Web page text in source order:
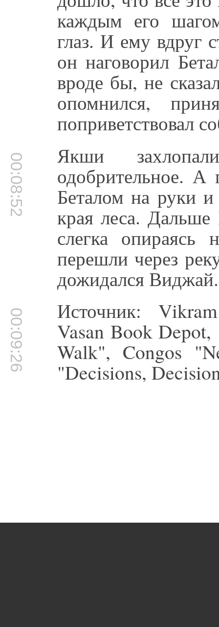
каждым его
глаз. И ему вдруг
он наговорил
вроде бы, не
опомнился,
поприветствовал
00:08:52 Якши
одобрительное. А
Беталом на руки
края леса. Дальше
слегка
перешли через
дожидался Виджай.
00:09:26 Источник:
Vasan Book
Walk", Congos
"Decisions,